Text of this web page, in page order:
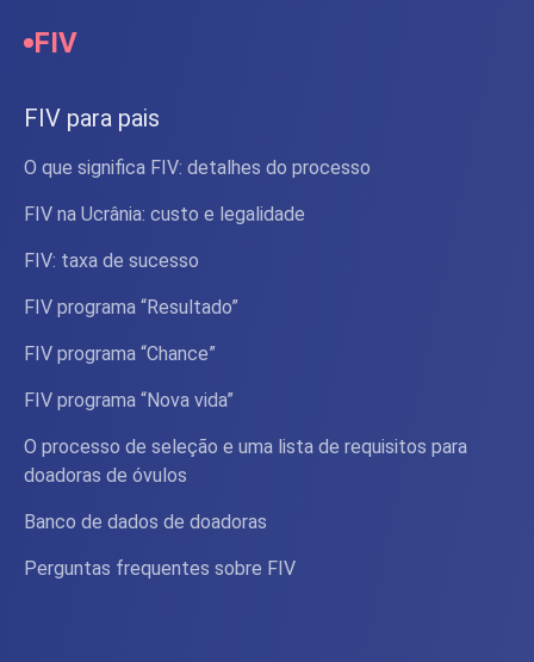
FIV
FIV para pais
O que significa FIV: detalhes do processo
FIV na Ucrânia: custo e legalidade
FIV: taxa de sucesso
FIV programa “Resultado”
FIV programa “Chance”
FIV programa “Nova vida”
O processo de seleção e uma lista de requisitos para
doadoras de óvulos
Banco de dados de doadoras
Perguntas frequentes sobre FIV